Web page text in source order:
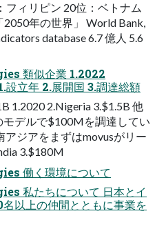
フィリピン 20位：ベトナム
年の世界」 World Bank,
database 6.7 億⼈ 5.6
類似企業 1.2022
⽴年 2.展開国 3.調達総額
1.2020 2.Nigeria 3.$1.5B 他
デルで$100Mを調達してい
アジアをまずはmovusがリー
3.$180M
働く環境について
私たちについて ⽇本とイ
以上の仲間とともに事業を